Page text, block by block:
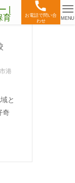
お電話で問い合
わせ
MENU
港
と
奇